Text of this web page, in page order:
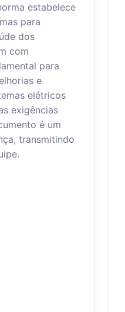
estabelece
para
dos
com
para
e
elétricos
exigências
é um
transmitindo